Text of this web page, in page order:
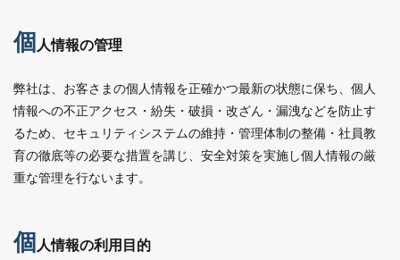
個 人情報の管理
弊社は、お客さまの個人情報を正確かつ最新の状態に保ち、個人
情報への不正アクセス・紛失・破損・改ざん・漏洩などを防止す
るため、セキュリティシステムの維持・管理体制の整備・社員教
育の徹底等の必要な措置を講じ、安全対策を実施し個人情報の厳
重な管理を行ないます。
個 人情報の利用目的